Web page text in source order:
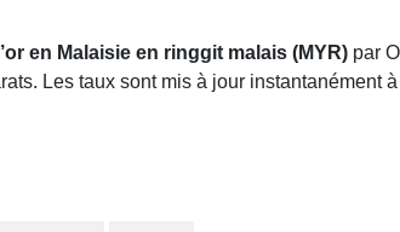
en Malaisie en ringgit malais (MYR) par
Les taux sont mis à jour instantanément